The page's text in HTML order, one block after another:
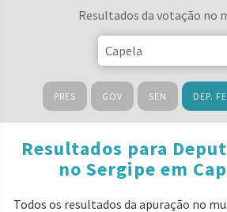
Resultados da votação no
PRES GOV SEN DEP.
Resultados para
no Sergipe em
Todos os resultados da apuração no